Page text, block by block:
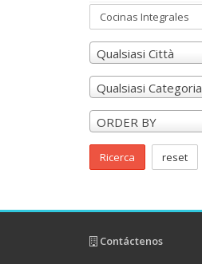
Qualsiasi Città
Qualsiasi Categoria
ORDER BY
Ricerca reset
Contáctenos